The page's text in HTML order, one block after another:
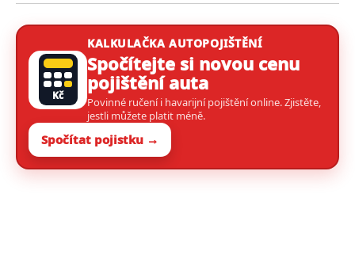
Kč
KALKULAČKA AUTOPOJIŠTĚNÍ
Spočítejte si novou cenu
pojištění auta
Povinné ručení i havarijní pojištění online. Zjistěte,
jestli můžete platit méně.
Spočítat pojistku →